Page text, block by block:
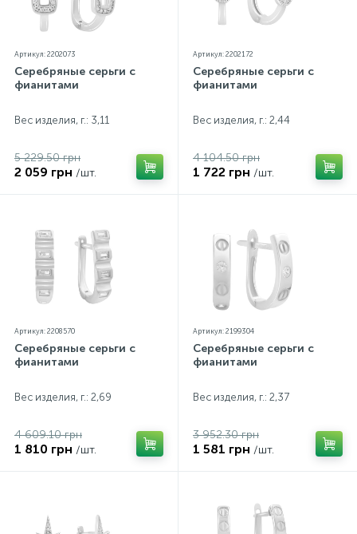
Артикул: 2202073
Серебряные серьги с
фианитами
Вес изделия, г.: 3,11
5 229.50 грн
2 059 грн /шт.
Артикул: 2202172
Серебряные серьги с
фианитами
Вес изделия, г.: 2,44
4 104.50 грн
1 722 грн /шт.
Артикул: 2208570
Серебряные серьги с
фианитами
Вес изделия, г.: 2,69
4 609.10 грн
1 810 грн /шт.
Артикул: 2199304
Серебряные серьги с
фианитами
Вес изделия, г.: 2,37
3 952.30 грн
1 581 грн /шт.